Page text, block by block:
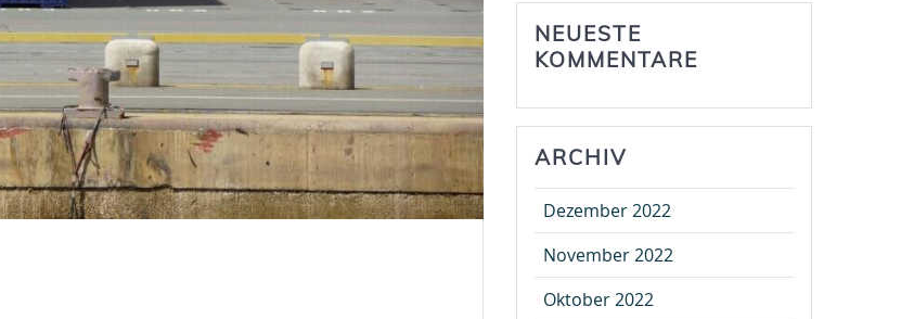
NEUESTE
KOMMENTARE
ARCHIV
Dezember 2022
November 2022
Oktober 2022